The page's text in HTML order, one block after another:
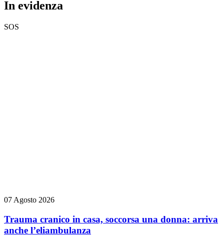
In evidenza
SOS
07 Agosto 2026
Trauma cranico in casa, soccorsa una donna: arriva
anche l’eliambulanza